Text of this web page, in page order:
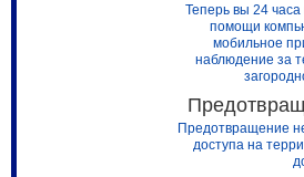
Теперь вы 24 часа
помощи
мобильное
наблюдение за
Предотвращение
доступа на